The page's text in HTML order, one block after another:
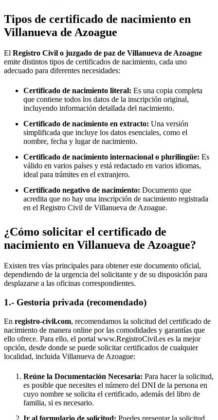
Tipos de certificado de nacimiento en
Villanueva de Azoague
El Registro Civil o juzgado de paz de Villanueva de Azoague
emite distintos tipos de certificados de nacimiento, cada uno
adecuado para diferentes necesidades:
Certificado de nacimiento literal: Es una copia completa
que contiene todos los datos de la inscripción original,
incluyendo información detallada del nacimiento.
Certificado de nacimiento en extracto: Una versión
simplificada que incluye los datos esenciales, como el
nombre, fecha y lugar de nacimiento.
Certificado de nacimiento internacional o plurilingüe: Es
válido en varios países y está redactado en varios idiomas,
ideal para trámites en el extranjero.
Certificado negativo de nacimiento: Documento que
acredita que no hay una inscripción de nacimiento registrada
en el Registro Civil de Villanueva de Azoague.
¿Cómo solicitar el certificado de
nacimiento en Villanueva de Azoague?
Existen tres vías principales para obtener este documento oficial,
dependiendo de la urgencia del solicitante y de su disposición para
desplazarse a las oficinas correspondientes.
1.- Gestoria privada (recomendado)
En registro-civil.com, recomendamos la solicitud del certificado de
nacimiento de manera online por las comodidades y garantías que
ello ofrece. Para ello, el portal www.RegistroCivil.es es la mejor
opción, desde donde se puede solicitar certificados de cualquier
localidad, incluida Villanueva de Azoague:
Reúne la Documentación Necesaria: Para hacer la solicitud,
es posible que necesites el número del DNI de la persona en
cuyo nombre se solicita el certificado, además del libro de
familia, si es necesario.
Ir al formulario de solicitud: Puedes presentar la solicitud